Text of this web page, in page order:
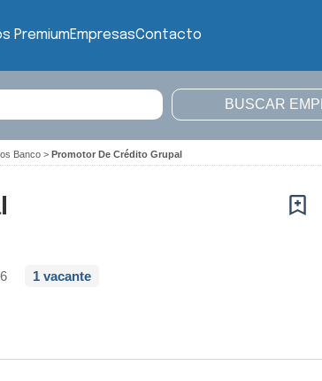
PremiumEmpresasContacto
Banco > Promotor De Crédito Grupal
1 vacante